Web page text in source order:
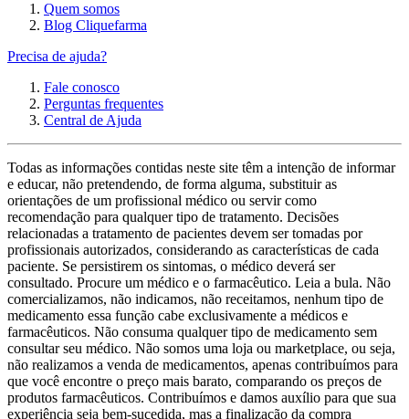
Quem somos
Blog Cliquefarma
Precisa de ajuda?
Fale conosco
Perguntas frequentes
Central de Ajuda
Todas as informações contidas neste site têm a intenção de informar
e educar, não pretendendo, de forma alguma, substituir as
orientações de um profissional médico ou servir como
recomendação para qualquer tipo de tratamento. Decisões
relacionadas a tratamento de pacientes devem ser tomadas por
profissionais autorizados, considerando as características de cada
paciente. Se persistirem os sintomas, o médico deverá ser
consultado. Procure um médico e o farmacêutico. Leia a bula. Não
comercializamos, não indicamos, não receitamos, nenhum tipo de
medicamento essa função cabe exclusivamente a médicos e
farmacêuticos. Não consuma qualquer tipo de medicamento sem
consultar seu médico. Não somos uma loja ou marketplace, ou seja,
não realizamos a venda de medicamentos, apenas contribuímos para
que você encontre o preço mais barato, comparando os preços de
produtos farmacêuticos. Contribuímos e damos auxílio para que sua
experiência seja bem-sucedida, mas a finalização da compra